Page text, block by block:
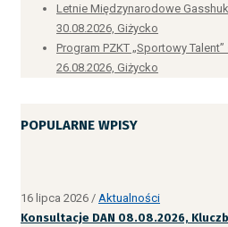
Letnie Międzynarodowe
30.08.2026, Giżycko
Program PZKT „Sportowy
26.08.2026, Giżycko
POPULARNE WPISY
16 lipca 2026 / Aktualności
Konsultacje DAN 08.08.2026,